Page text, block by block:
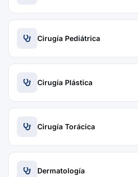
Cirugía Pediátrica
Cirugía Plástica
Cirugía Torácica
Dermatología